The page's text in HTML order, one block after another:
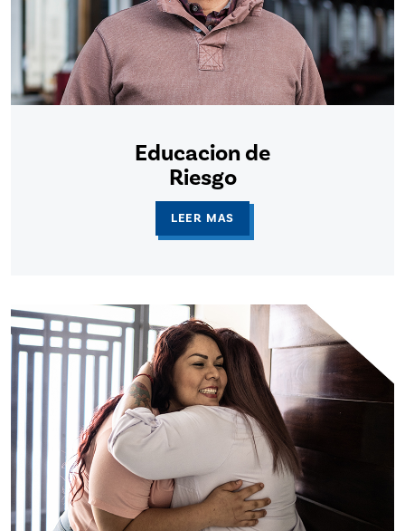
Educacion de
Riesgo
LEER MAS